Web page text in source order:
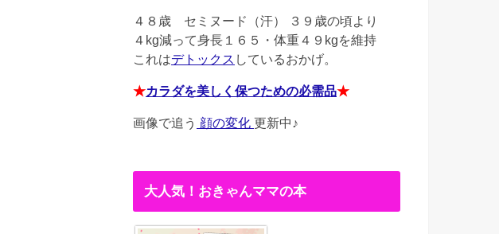
４８歳 セミヌード（汗） ３９歳の頃より
４kg減って身長１６５・体重４９kgを維持
これはデトックス しているおかげ。
★カラダを美しく保つための必需品★
画像で追う 顔の変化 更新中♪
大人気！おきゃんママの本